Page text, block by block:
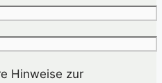
Hinweise zur